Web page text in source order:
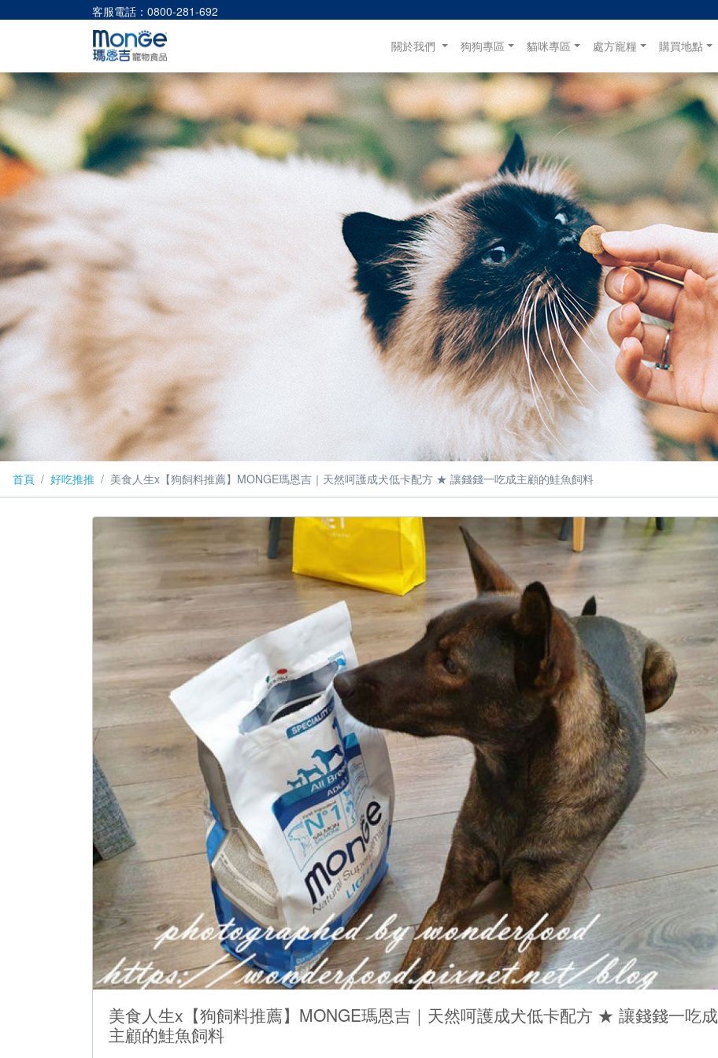
客服電話：0800-281-692
關於我們 (目前)狗狗專區 貓咪專區 處方寵糧 購買地點
首頁 好吃推推 美食人生x【狗飼料推薦】MONGE瑪恩吉｜天然呵護成犬低卡配方 ★ 讓錢錢一吃成主顧的鮭魚飼料
美食人生x【狗飼料推薦】MONGE瑪恩吉｜天然呵護成犬低卡配方 ★ 讓錢錢一吃成
主顧的鮭魚飼料